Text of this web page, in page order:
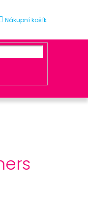
Nákupní košík